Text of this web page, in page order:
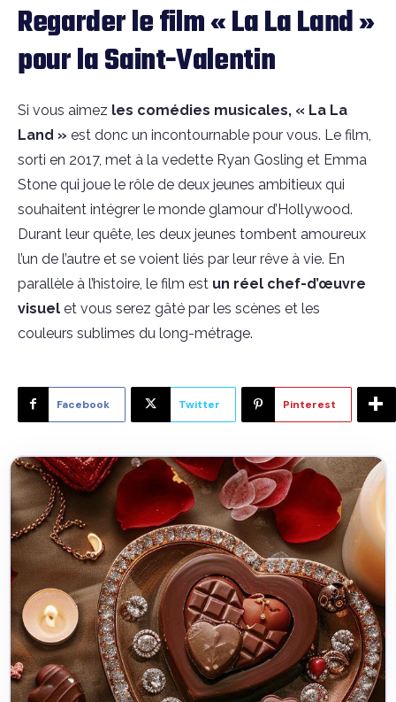
Regarder le film « La La Land »
pour la Saint-Valentin
Si vous aimez les comédies musicales, « La La
Land » est donc un incontournable pour vous. Le film,
sorti en 2017, met à la vedette Ryan Gosling et Emma
Stone qui joue le rôle de deux jeunes ambitieux qui
souhaitent intégrer le monde glamour d’Hollywood.
Durant leur quête, les deux jeunes tombent amoureux
l’un de l’autre et se voient liés par leur rêve à vie. En
parallèle à l’histoire, le film est un réel chef-d’œuvre
visuel et vous serez gâté par les scènes et les
couleurs sublimes du long-métrage.
Facebook Twitter Pinterest